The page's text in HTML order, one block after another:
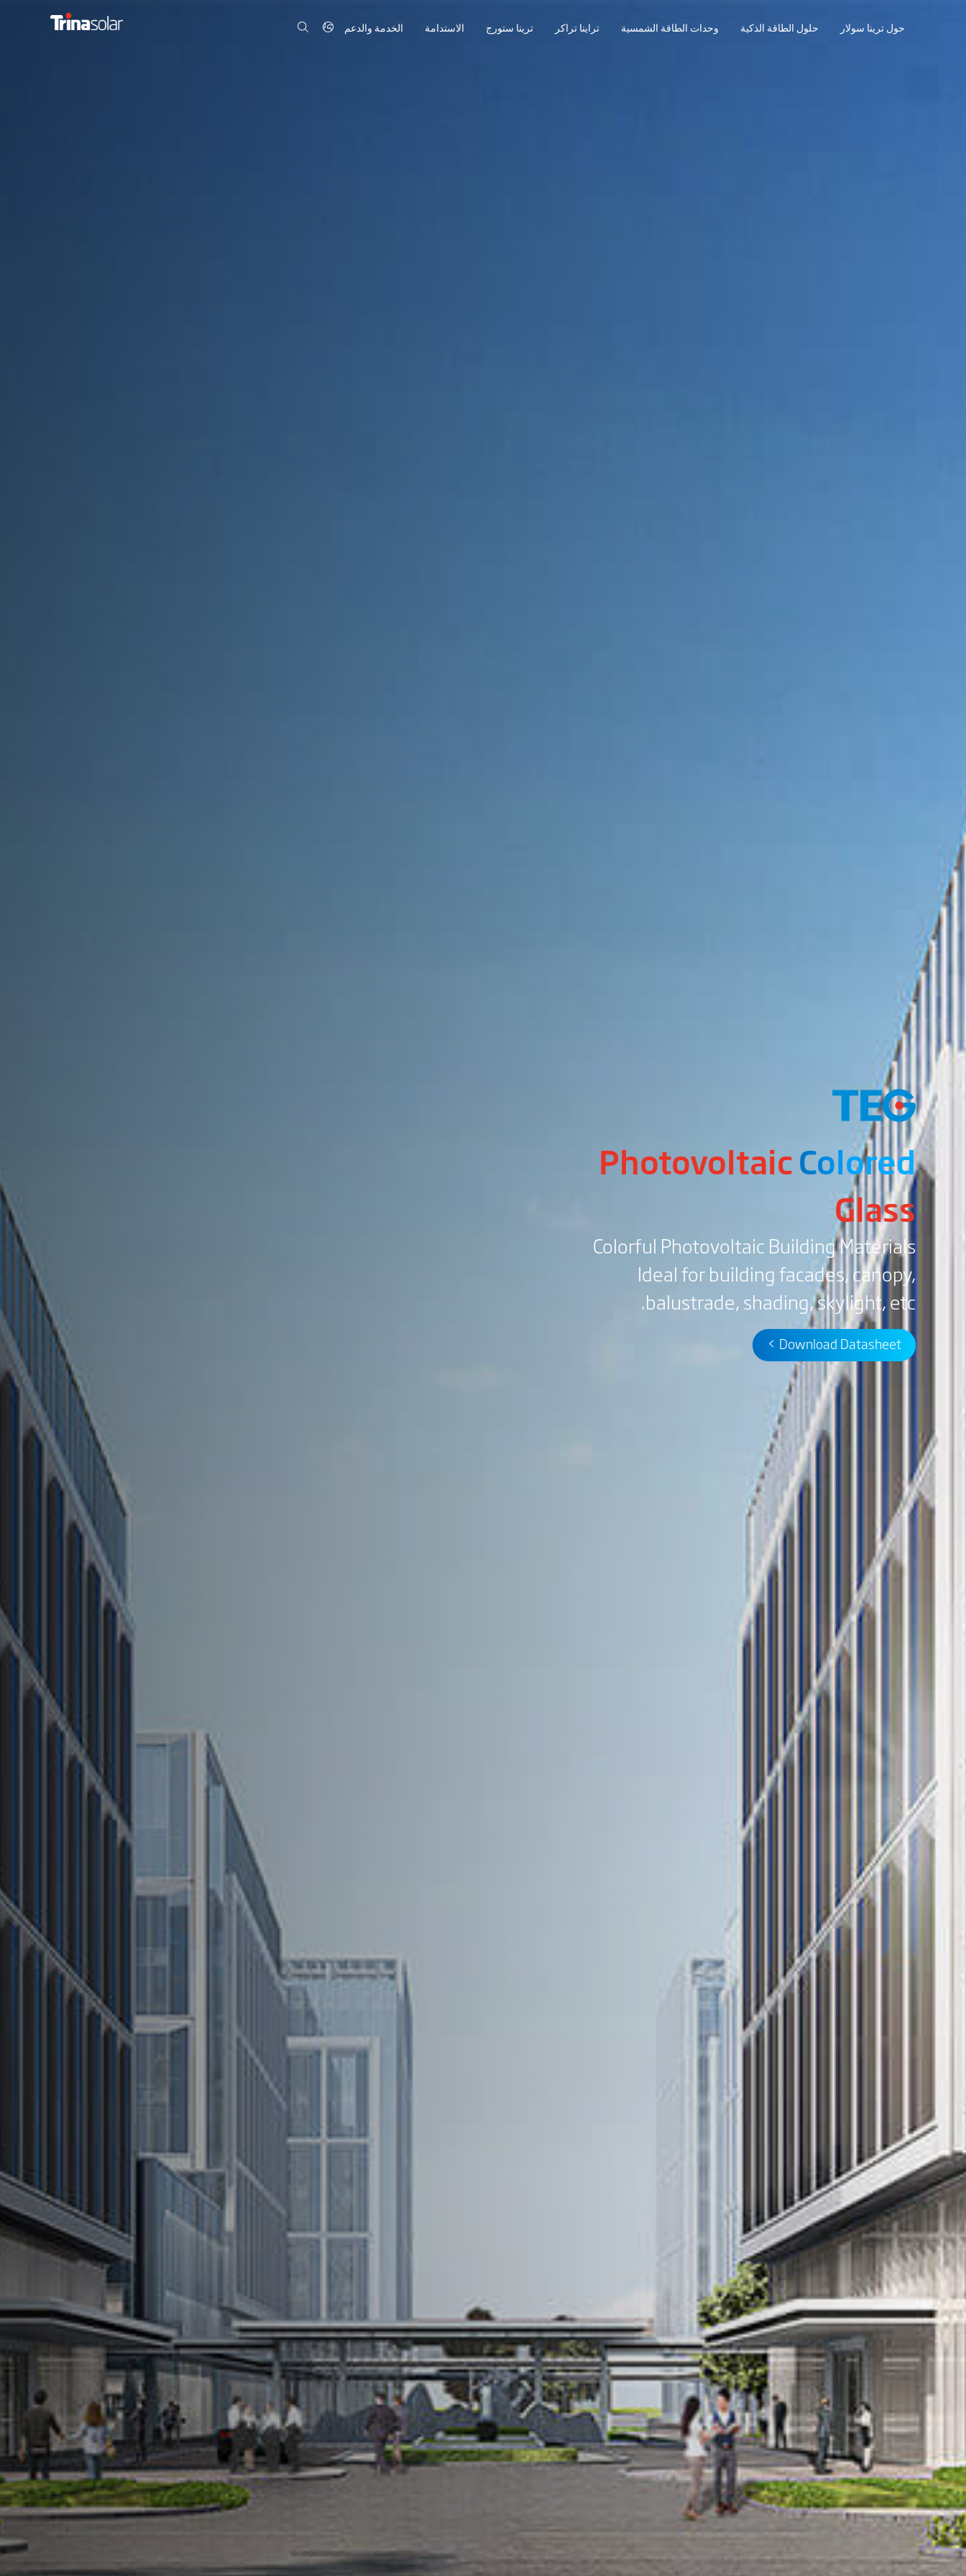
حول ترينا سولار حلول الطاقة الذكية وحدات الطاقة الشمسية تراينا تراكر ترينا ستورج الاستدامة الخدمة والدعم
Colored
Photovoltaic
Glass
Colorful Photovoltaic Building Materials
Ideal for building facades, canopy,
balustrade, shading, skylight, etc.
Download Datasheet >